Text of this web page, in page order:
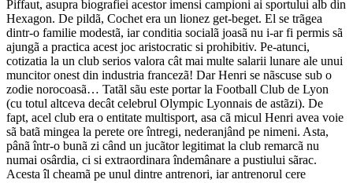
Piffaut, asupra biografiei acestor imensi campioni ai sportului alb din
Hexagon. De pildã, Cochet era un lionez get-beget. El se trãgea
dintr-o familie modestã, iar conditia socialã joasã nu i-ar fi permis sã
ajungã a practica acest joc aristocratic si prohibitiv. Pe-atunci,
cotizatia la un club serios valora cât mai multe salarii lunare ale unui
muncitor onest din industria francezã! Dar Henri se nãscuse sub o
zodie norocoasã… Tatãl sãu este portar la Football Club de Lyon
(cu totul altceva decât celebrul Olympic Lyonnais de astãzi). De
fapt, acel club era o entitate multisport, asa cã micul Henri avea voie
sã batã mingea la perete ore întregi, nederanjând pe nimeni. Asta,
pânã într-o bunã zi când un jucãtor legitimat la club remarcã nu
numai osârdia, ci si extraordinara îndemânare a pustiului sãrac.
Acesta îl cheamã pe unul dintre antrenori, iar antrenorul cere